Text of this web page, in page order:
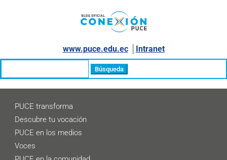
www.puce.edu.ec│ Intranet
PUCE transforma
Descubre tu vocación
PUCE en los medios
Voces